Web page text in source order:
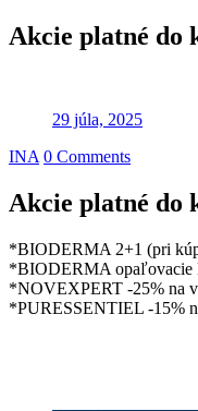
Akcie platné do
29 júla, 2025
INA 0 Comments
Akcie platné do
*BIODERMA 2+1 (pri
*BIODERMA opaľovacie
*NOVEXPERT -25% na
*PURESSENTIEL -15%